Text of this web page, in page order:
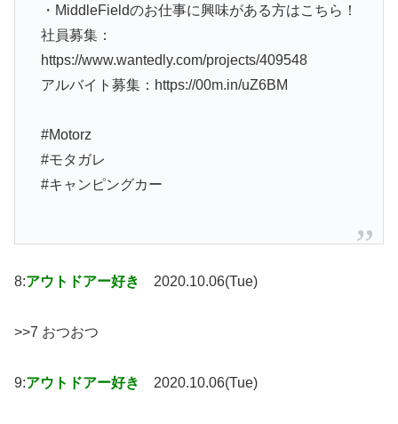
・MiddleFieldのお仕事に興味がある方はこちら！
社員募集：
https://www.wantedly.com/projects/409548
アルバイト募集：https://00m.in/uZ6BM
#Motorz
#モタガレ
#キャンピングカー
8:アウトドアー好き 2020.10.06(Tue)
>>7 おつおつ
9:アウトドアー好き 2020.10.06(Tue)